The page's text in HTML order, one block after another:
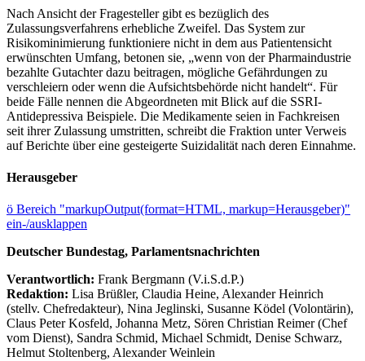
Nach Ansicht der Fragesteller gibt es bezüglich des
Zulassungsverfahrens erhebliche Zweifel. Das System zur
Risikominimierung funktioniere nicht in dem aus Patientensicht
erwünschten Umfang, betonen sie, „wenn von der Pharmaindustrie
bezahlte Gutachter dazu beitragen, mögliche Gefährdungen zu
verschleiern oder wenn die Aufsichtsbehörde nicht handelt“. Für
beide Fälle nennen die Abgeordneten mit Blick auf die SSRI-
Antidepressiva Beispiele. Die Medikamente seien in Fachkreisen
seit ihrer Zulassung umstritten, schreibt die Fraktion unter Verweis
auf Berichte über eine gesteigerte Suizidalität nach deren Einnahme.
Herausgeber
ö Bereich "markupOutput(format=HTML, markup=Herausgeber)"
ein-/ausklappen
Deutscher Bundestag, Parlamentsnachrichten
Verantwortlich: Frank Bergmann (V.i.S.d.P.)
Redaktion: Lisa Brüßler, Claudia Heine, Alexander Heinrich
(stellv. Chefredakteur), Nina Jeglinski, Susanne Ködel (Volontärin),
Claus Peter Kosfeld, Johanna Metz, Sören Christian Reimer (Chef
vom Dienst), Sandra Schmid, Michael Schmidt, Denise Schwarz,
Helmut Stoltenberg, Alexander Weinlein